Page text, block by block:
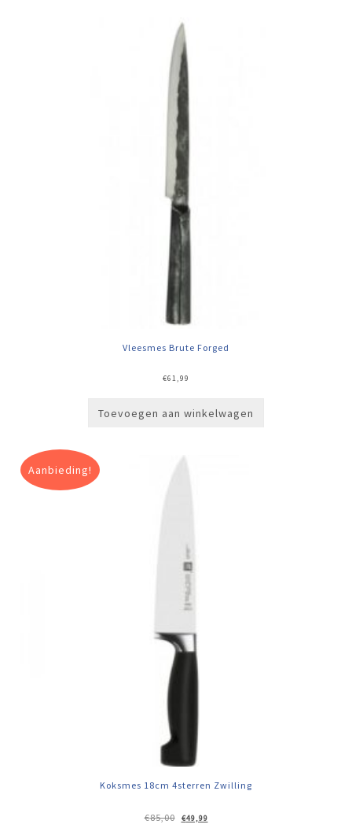
Vleesmes Brute Forged
€61,99
Toevoegen aan winkelwagen
Aanbieding!
Koksmes 18cm 4sterren Zwilling
€85,00
Oorspronkelijke
prijs
€49,99Huidige
prijs